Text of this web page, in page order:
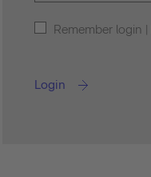
Remember login |
Login